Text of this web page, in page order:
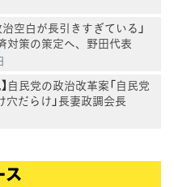
治空白が長引きすぎている」
策の策定へ、野田代表
自民党の政治改革案「自民党
穴だらけ」長妻政調会長
ス